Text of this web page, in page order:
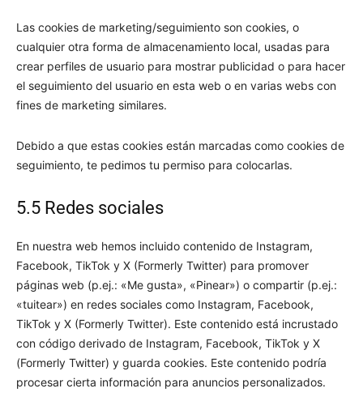
Las cookies de marketing/seguimiento son cookies, o
cualquier otra forma de almacenamiento local, usadas para
crear perfiles de usuario para mostrar publicidad o para hacer
el seguimiento del usuario en esta web o en varias webs con
fines de marketing similares.
Debido a que estas cookies están marcadas como cookies de
seguimiento, te pedimos tu permiso para colocarlas.
5.5 Redes sociales
En nuestra web hemos incluido contenido de Instagram,
Facebook, TikTok y X (Formerly Twitter) para promover
páginas web (p.ej.: «Me gusta», «Pinear») o compartir (p.ej.:
«tuitear») en redes sociales como Instagram, Facebook,
TikTok y X (Formerly Twitter). Este contenido está incrustado
con código derivado de Instagram, Facebook, TikTok y X
(Formerly Twitter) y guarda cookies. Este contenido podría
procesar cierta información para anuncios personalizados.